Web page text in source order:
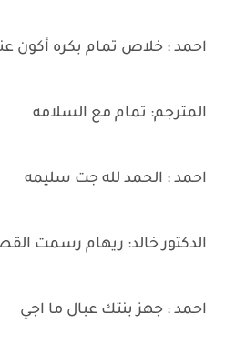
احمد : خلاص تمام بكره أكون
المترجم: تمام مع السلامه
احمد : الحمد لله جت سليمه
الدكتور خالد: ريهام رسمت
احمد : جهز بنتك عبال ما اجي